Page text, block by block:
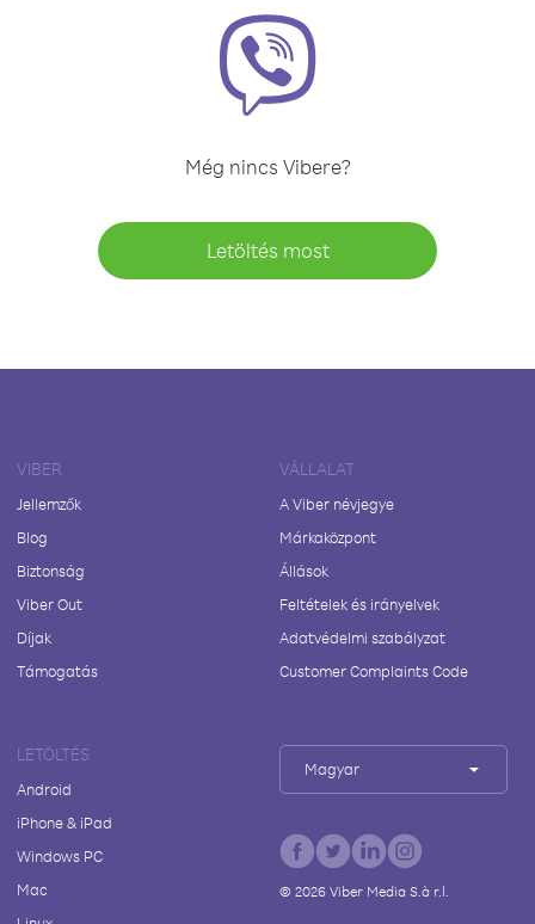
Még nincs Vibere?
Letöltés most
VIBER
Jellemzők
Blog
Biztonság
Viber Out
Díjak
Támogatás
VÁLLALAT
A Viber névjegye
Márkaközpont
Állások
Feltételek és irányelvek
Adatvédelmi szabályzat
Customer Complaints Code
LETÖLTÉS
Android
iPhone & iPad
Windows PC
Mac
Magyar
© 2026Viber Media S.à r.l.